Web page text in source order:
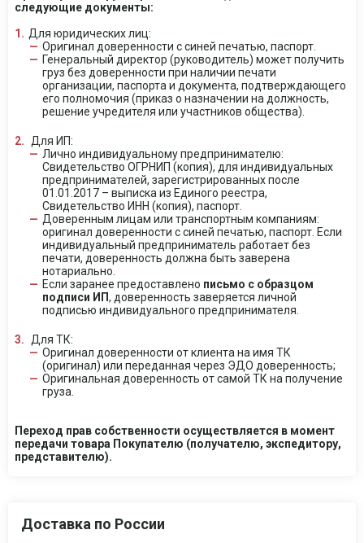
следующие документы:
Для юридических лиц:
Оригинал доверенности с синей печатью, паспорт.
Генеральный директор (руководитель) может получить
груз без доверенности при наличии печати
организации, паспорта и документа, подтверждающего
его полномочия (приказ о назначении на должность,
решение учредителя или участников общества).
Для ИП:
Лично индивидуальному предпринимателю:
Свидетельство ОГРНИП (копия), для индивидуальных
предпринимателей, зарегистрированных после
01.01.2017 – выписка из Единого реестра,
Свидетельство ИНН (копия), паспорт.
Доверенным лицам или транспортным компаниям:
оригинал доверенности с синей печатью, паспорт. Если
индивидуальный предприниматель работает без
печати, доверенность должна быть заверена
нотариально.
Если заранее предоставлено письмо с образцом
подписи ИП, доверенность заверяется личной
подписью индивидуального предпринимателя.
Для ТК:
Оригинал доверенности от клиента на имя ТК
(оригинал) или переданная через ЭДО доверенность;
Оригинальная доверенность от самой ТК на получение
груза.
Переход прав собственности осуществляется в момент
передачи товара Покупателю (получателю, экспедитору,
представителю).
Доставка по России